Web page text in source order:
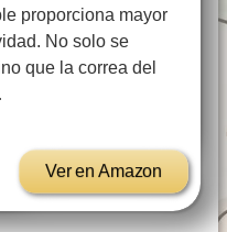
proporciona mayor
No solo se
que la correa del
Ver en Amazon